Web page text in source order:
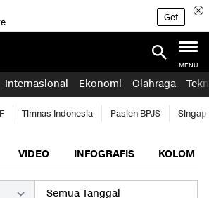
Get
MENU
Internasional Ekonomi Olahraga
Timnas Indonesia Pasien BPJS
VIDEO INFOGRAFIS KOLOM